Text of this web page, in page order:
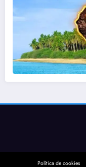
Política de cookies